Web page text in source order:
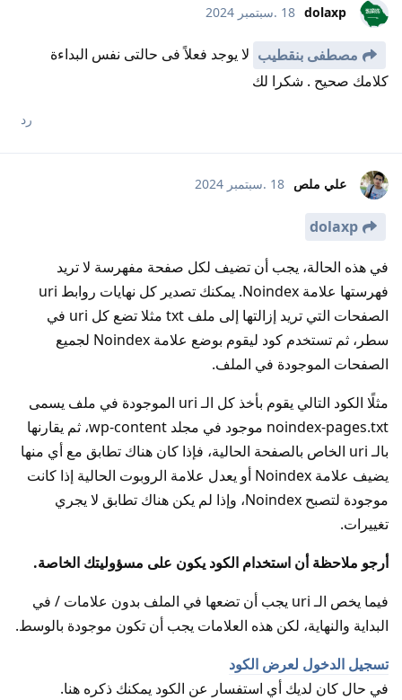
dolaxp 18 .سبتمبر 2024
مصطفى بنقطيب لا يوجد فعلاً فى حالتى نفس البداءة
كلامك صحيح . شكرا لك
رد
علي ملص 18 .سبتمبر 2024
dolaxp
في هذه الحالة، يجب أن تضيف لكل صفحة مفهرسة لا تريد
فهرستها علامة Noindex. يمكنك تصدير كل نهايات روابط uri
الصفحات التي تريد إزالتها إلى ملف txt مثلا تضع كل uri في
سطر، ثم تستخدم كود ليقوم بوضع علامة Noindex لجميع
الصفحات الموجودة في الملف.
مثلًا الكود التالي يقوم بأخذ كل الـ uri الموجودة في ملف يسمى
noindex-pages.txt موجود في مجلد wp-content، ثم يقارنها
بالـ uri الخاص بالصفحة الحالية، فإذا كان هناك تطابق مع أي منها
يضيف علامة Noindex أو يعدل علامة الروبوت الحالية إذا كانت
موجودة لتصبح Noindex، وإذا لم يكن هناك تطابق لا يجري
تغييرات.
أرجو ملاحظة أن استخدام الكود يكون على مسؤوليتك الخاصة.
فيما يخص الـ uri يجب أن تضعها في الملف بدون علامات / في
البداية والنهاية، لكن هذه العلامات يجب أن تكون موجودة بالوسط.
تسجيل الدخول لعرض الكود
في حال كان لديك أي استفسار عن الكود يمكنك ذكره هنا.